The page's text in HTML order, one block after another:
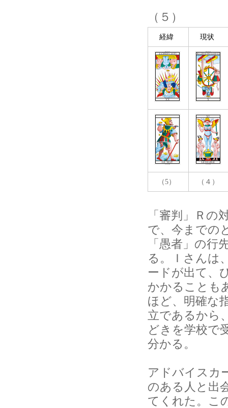
（５）
経緯 現状
（5） （４）
「審判」Ｒの
で、今までの
「愚者」の
る。Ｉさんは
ードが出て、
かかることも
ほど、明確な
立であるから
どきを学校で
分かる。
アドバイスカ
のある人と出
てくれた。こ